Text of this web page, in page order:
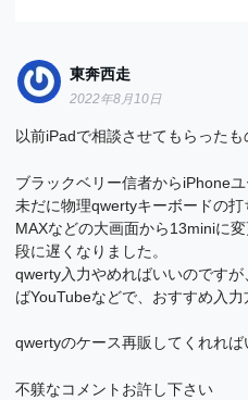
東奔西走
2022年8月10日
以前iPadで相談させてもらったも
ブラックベリー信者からiPhone
未だに物理qwertyキーボードの
MAXなどの大画面から13miniに
段に遅くなりました。
qwerty入力やめればいいのです
ばYouTubeなどで、おすすめ入力
qwertyのケース再販してくれれば
不躾なコメントお許し下さい